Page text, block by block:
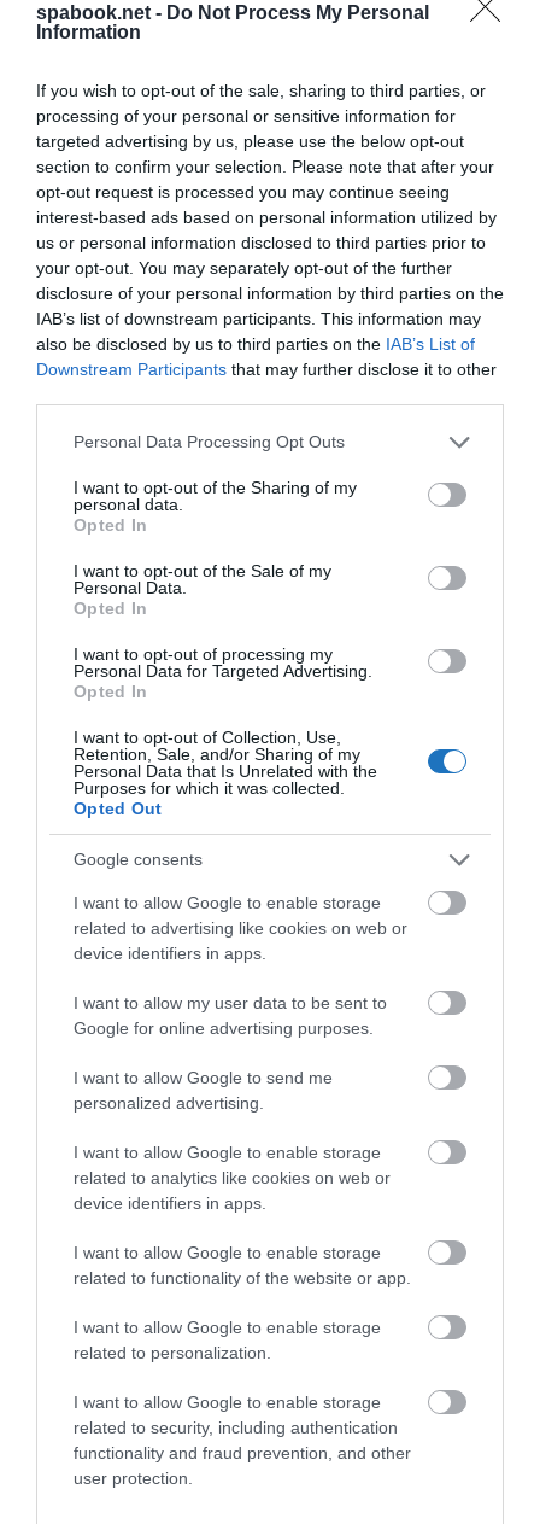
spabook.net - Do Not Process My Personal
Information
If you wish to opt-out of the sale, sharing to third parties, or
processing of your personal or sensitive information for
targeted advertising by us, please use the below opt-out
section to confirm your selection. Please note that after your
opt-out request is processed you may continue seeing
interest-based ads based on personal information utilized by
us or personal information disclosed to third parties prior to
your opt-out. You may separately opt-out of the further
disclosure of your personal information by third parties on the
IAB’s list of downstream participants. This information may
also be disclosed by us to third parties on the IAB’s List of
Downstream Participants that may further disclose it to other
Please note that this website/app uses one or more Google
not limited to your visit or usage behaviour. You may click to
grant or deny consent to Google and its third-party tags to
use your data for below specified purposes in below Google
consent section.
Personal Data Processing Opt Outs
I want to opt-out of the Sharing of my
personal data.
Opted In
I want to opt-out of the Sale of my
Personal Data.
Opted In
I want to opt-out of processing my
Personal Data for Targeted Advertising.
Opted In
I want to opt-out of Collection, Use,
Retention, Sale, and/or Sharing of my
Personal Data that Is Unrelated with the
Purposes for which it was collected.
Opted Out
Google consents
I want to allow Google to enable storage
related to advertising like cookies on web or
device identifiers in apps.
I want to allow my user data to be sent to
Google for online advertising purposes.
I want to allow Google to send me
personalized advertising.
I want to allow Google to enable storage
related to analytics like cookies on web or
device identifiers in apps.
I want to allow Google to enable storage
related to functionality of the website or app.
I want to allow Google to enable storage
related to personalization.
I want to allow Google to enable storage
related to security, including authentication
functionality and fraud prevention, and other
user protection.
Miért halmozott fel ekkora
A pontos választ csak ők tudják, az alábbiakban
nyilvános adatok, nyilatkozatok és előadásokban
elhangzottak alapján levont következtetéseimet
olvashatjátok.
Cikkem kezdetén említettem, hogy Váradi József egy
előadásban mesélt a Wizz Air indulása körüli
kihívásokról, amikor még új társaságként taposták ki
maguknak a fapados működési modell mikéntjét.
amiből bevétel keletkezett, lehetett finanszírozni az
építkezést, marketinget, backoffice-t. A repülési
költségek csak hónapokkal később kezdtek el
utasokkal.
Ha valaki dolgozott már Excel táblákkal, pontosan
tudja, hogy mennyire nem egyszerű feladat sok évre
előre modellezni költségeket, bevételeket, cash
flow-t, aktív és passzív elhatárolásokat képezni, stb.
Sok a hibalehetőség és pluszban sok az ismeretlen,
váratlan tényező is. Mennyi jegy fogy majd és milyen
áron, elég lesz-e a marketing budget, vagy emelni
kell rajta, és sok egyéb jöhet szóba. 100 szónak is 1 a
vége, ezen folyamat során olyan éles
tapasztalatokat szereztek, hogyláthatóan
megtanulták, mennyire fontos a likviditás
biztosítása.
kell teremteni. Minél több szolgáltatást eladni a lehető
legalacsonyabb költségek mellett. Hogy a Wizz Air
milyen munkáltató, azt nem tisztem megítélni, de épp a
minap került nyilvánosságra ez az angol nyelvű
bejegyzés aLinkedIn -en, amiben a szerző nagyon nem
szimpatizál bizonyos dolgokkal. Elég tanulságos és
sokat elárul arról, hogy a norvégok min akadtak ki. Azt
azért megjegyzem, hogy vannak fokozatok, hiszen a
megtakarított pénzzel jelenleg jól sáfárkodik a cég,
azt láttuk már más esetekben a világtörténelemben.
Váradi József, a Wizz Air vezérigazgatója